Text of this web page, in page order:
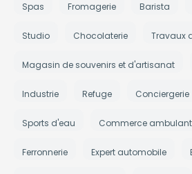
Spas Fromagerie Barista
Studio Chocolaterie Travaux
Magasin de souvenirs et d'artisanat
Industrie Refuge Conciergerie
Sports d'eau Commerce
Ferronnerie Expert automobile